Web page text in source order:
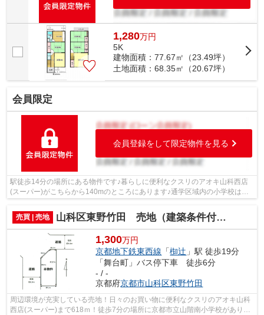
1,280万円
5K
建物面積：77.67㎡（23.49坪）
土地面積：68.35㎡（20.67坪）
会員限定
会員登録をして限定物件を見る
駅徒歩14分の場所にある物件です♪暮らしに便利なクスリのアオキ山科西店
(スーパー)がこちらから140mのところにあります♪通学区域内の小学校は京
売買 | 売地
山科区東野竹田 売地（建築条件付き）
1,300万円
京都地下鉄東西線 「椥辻 」駅 徒歩19分
「舞台町」バス停下車 徒歩6分
- / -
京都府京都市山科区東野竹田
周辺環境が充実している売地！日々のお買い物に便利なクスリのアオキ山科
西店(スーパー)まで618ｍ！徒歩7分の場所に京都市立山階南小学校がありま